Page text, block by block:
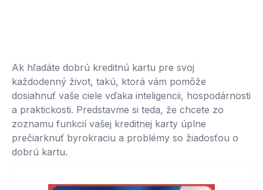
Ak hľadáte dobrú kreditnú kartu pre svoj
každodenný život, takú, ktorá vám pomôže
dosiahnuť vaše ciele vďaka inteligencii, hospodárnosti
a praktickosti. Predstavme si teda, že chcete zo
zoznamu funkcií vašej kreditnej karty úplne
prečiarknuť byrokraciu a problémy so žiadosťou o
dobrú kartu.